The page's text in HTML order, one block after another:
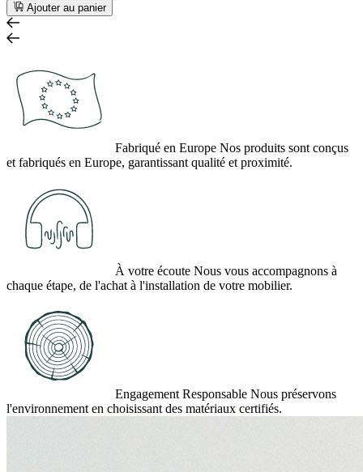
Ajouter au panier
Fabriqué en Europe Nos produits sont conçus
et fabriqués en Europe, garantissant qualité et proximité.
À votre écoute Nous vous accompagnons à
chaque étape, de l'achat à l'installation de votre mobilier.
Engagement Responsable Nous préservons
l'environnement en choisissant des matériaux certifiés.